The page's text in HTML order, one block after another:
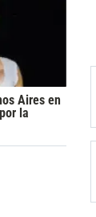
Aires en
la